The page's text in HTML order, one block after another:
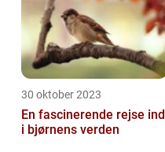
30 oktober 2023
En fascinerende rejse ind
i bjørnens verden